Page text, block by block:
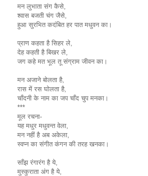
मन लुभाता संग कैसे,
श्वास बजती चंग जैसे,
हुआ सुरभित कदंबित हर पात मधुवन का।
प्राण कहता है सिहर ले,
देह कहती है बिखर ले,
जग कहे मत भूल तू संग्राम जीवन का।
मन अजाने बोलता है,
रास में रस घोलता है,
चाँदनी के नाम का जप चाँद चुप मनका।
***
मूल रचना-
यह मधुर मधुवन्त वेला,
मन नहीं है अब अकेला,
स्वप्न का संगीत कंगन की तरह खनका।
साँझ रंगारंग है ये,
मुस्कुराता अंग है ये,